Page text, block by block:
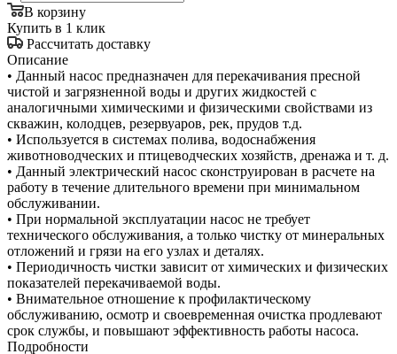
В корзину
Купить в 1 клик
Рассчитать доставку
Описание
• Данный насос предназначен для перекачивания пресной
чистой и загрязненной воды и других жидкостей с
аналогичными химическими и физическими свойствами из
скважин, колодцев, резервуаров, рек, прудов т.д.
• Используется в системах полива, водоснабжения
животноводческих и птицеводческих хозяйств, дренажа и т. д.
• Данный электрический насос сконструирован в расчете на
работу в течение длительного времени при минимальном
обслуживании.
• При нормальной эксплуатации насос не требует
технического обслуживания, а только чистку от минеральных
отложений и грязи на его узлах и деталях.
• Периодичность чистки зависит от химических и физических
показателей перекачиваемой воды.
• Внимательное отношение к профилактическому
обслуживанию, осмотр и своевременная очистка продлевают
срок службы, и повышают эффективность работы насоса.
Подробности